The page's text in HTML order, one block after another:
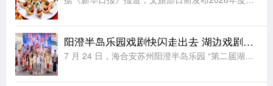
阳澄半岛乐园戏剧快闪走出去 湖边戏剧节解锁夏日文旅新玩法
7 月 24 日，海合安苏州阳澄半岛乐园 “第二届湖边戏剧节” 快闪活动登陆苏州工业园区，以行进式巡游搭配定点互动的创新形式，将非遗戏剧展演从乐园剧场延伸至城市公共空间，为市民带来零距离、沉浸式的传统